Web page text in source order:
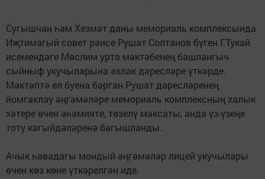
Сугышчан һәм Хезмәт даны мемориаль комплексында
Иҗтимагый совет рәисе Рушат Солтанов бүген Г.Тукай
исемендәге Мөслим урта мәктәбенең башлангыч
сыйныф укучыларына әхлак дәресләре үткәрде.
Мәктәптә ел буена барган Рушат дәресләренең
йомгаклау әңгәмәләре мемориаль комплексның халык
хәтере өчен әһәмияте, төзелү максаты, анда үз-үзеңе
тоту кагыйдәләренә багышланды.
Ачык һавадагы мондый әңгәмәләр лицей укучылары
өчен көз көне үткәрелгән иде.